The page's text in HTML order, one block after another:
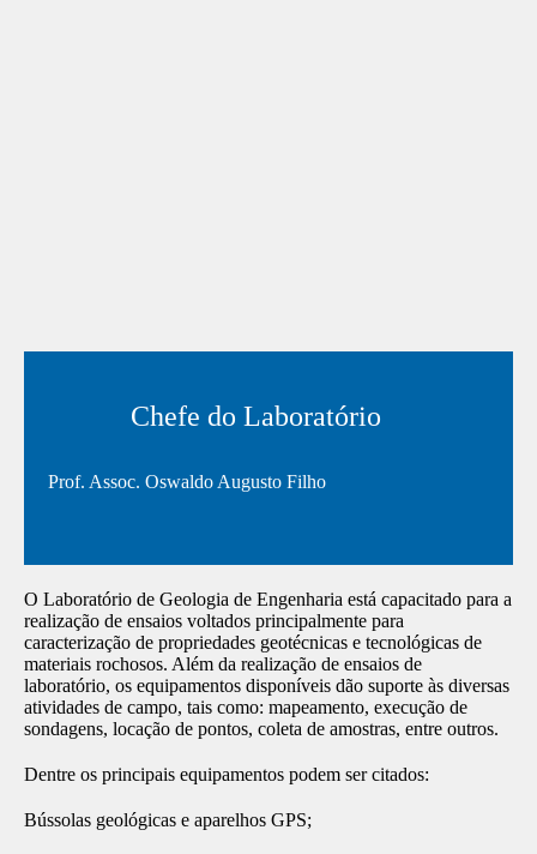
Chefe do Laboratório
Prof. Assoc. Oswaldo Augusto Filho
O Laboratório de Geologia de Engenharia está capacitado para a
realização de ensaios voltados principalmente para
caracterização de propriedades geotécnicas e tecnológicas de
materiais rochosos. Além da realização de ensaios de
laboratório, os equipamentos disponíveis dão suporte às diversas
atividades de campo, tais como: mapeamento, execução de
sondagens, locação de pontos, coleta de amostras, entre outros.
Dentre os principais equipamentos podem ser citados:
Bússolas geológicas e aparelhos GPS;